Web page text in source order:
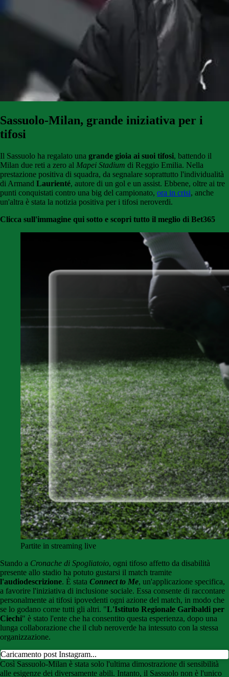
Sassuolo-Milan, grande iniziativa per i
tifosi
Il Sassuolo ha regalato una grande gioia ai suoi tifosi, battendo il
Milan due reti a zero al Mapei Stadium di Reggio Emilia. Nella
prestazione positiva di squadra, da segnalare soprattutto l'individualità
di Armand Laurienté, autore di un gol e un assist. Ebbene, oltre ai tre
punti conquistati contro una big del campionato, ora in crisi, anche
un'altra è stata la notizia positiva per i tifosi neroverdi.
Clicca sull'immagine qui sotto e scopri tutto il meglio di Bet365
Partite in streaming live
Stando a Cronache di Spogliatoio, ogni tifoso affetto da disabilità
presente allo stadio ha potuto gustarsi il match tramite
l'audiodescrizione. È stata Connect to Me, un'applicazione specifica,
a favorire l'iniziativa di inclusione sociale. Essa consente di raccontare
personalmente ai tifosi ipovedenti ogni azione del match, in modo che
se lo godano come tutti gli altri. "L'Istituto Regionale Garibaldi per
Ciechi" è stato l'ente che ha consentito questa esperienza, dopo una
lunga collaborazione che il club neroverde ha intessuto con la stessa
organizzazione.
Caricamento post Instagram...
Così Sassuolo-Milan è stata solo l'ultima dimostrazione di sensibilità
alle esigenze dei diversamente abili. Intanto, il Sassuolo non è l'unico